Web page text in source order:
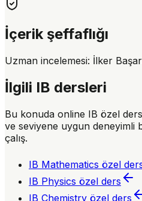
İçerik şeffaflığı
Uzman incelemesi: İlker
İlgili IB dersleri
Bu konuda online IB özel
ve seviyene uygun deneyimli
çalış.
IB Mathematics özel
IB Physics özel ders
IB Chemistry özel ders